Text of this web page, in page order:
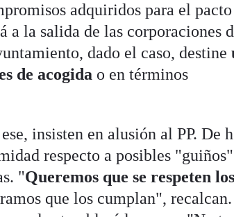
adquiridos para el
a la salida de las corporaciones
dado el caso, destine
de acogida o en términos
insisten en alusión al PP. De
respecto a posibles
"Queremos que se respeten los
que los cumplan",